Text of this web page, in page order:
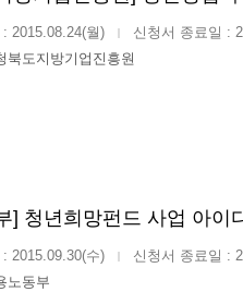
: 2015.08.24(월) |
신청서 종료일 :
북도지방기업진흥원
] 청년희망펀드 사업 아이
: 2015.09.30(수) |
신청서 종료일 :
노동부